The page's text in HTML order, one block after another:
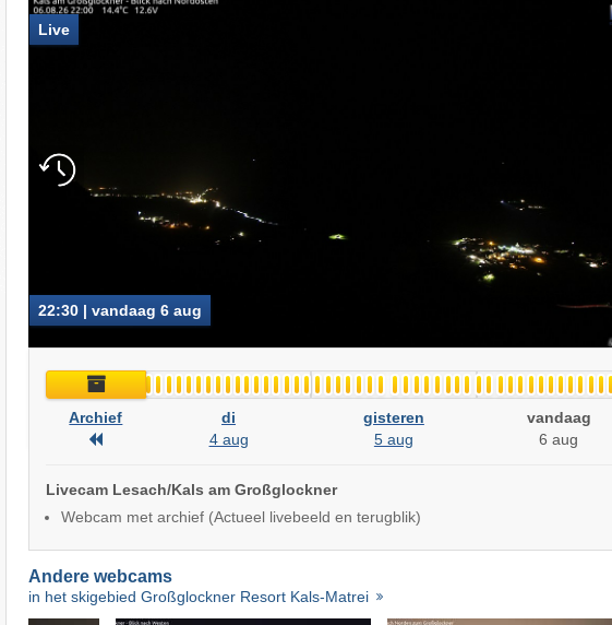
Live
22:30 | vandaag 6 aug
Archief
Archief
Archief
di
4 aug
gisteren
5 aug
vandaag
6 aug
Livecam Lesach/Kals am Großglockner
Webcam met archief (Actueel livebeeld en terugblik)
Andere webcams
in het skigebied Großglockner Resort Kals-Matrei